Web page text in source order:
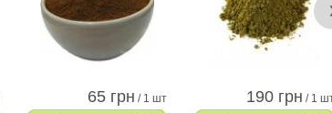
65 грн / 1 шт 190 грн / 1